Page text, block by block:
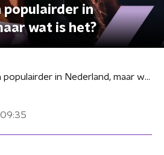
populairder in
wat is het?
Crystal meth populairder in Nederland, maar wat is het?
09:35